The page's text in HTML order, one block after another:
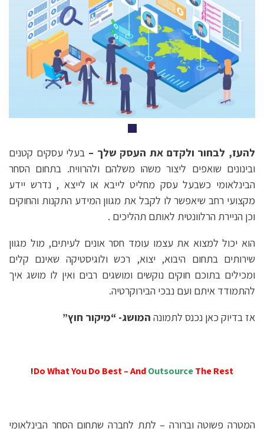
להעז, לבחור ולקדם את העסק שלך – בעלי עסקים קטנים
ובינונים שואפים ליצור משהו משלהם ולהרוויח. בתחום הסחר
הבינלאומי כשבעל עסק מחליט לייבא או לייצא , נדרש יידע
מקצועי רחב שיאפשר לו לקבל את מגוון המידע התקנות והחוקים
וכן הניירת הרלוונטית לאותם תהליכים .
הוא יכול למצוא את עצמו עומד חסר אונים לעיתים, מול מגוון
שירותים בתחום היבוא, יצוא, רכש ולוגיסטיקה שאינם קלים
ומכילים בתוכם חוקים נוקשים ומושגים רבים ואין לו מושג איך
להתמודד איתם ועם נבכי הבירוקרטיה.
אז בדיוק כאן נכנס לתמונה המושג- “מיקור חוץ”
Do What You Do Best – AndOutsourceThe Rest
!
המטרה פשוטה וברורה – לתת לחברה שתחום הסחר הבינלאומי